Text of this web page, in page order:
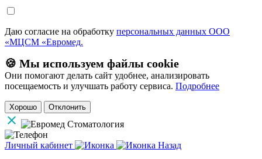
Даю согласие на обработку персональных данных ООО
«МЦСМ «Евромед.
🍪 Мы используем файлы cookie
Они помогают делать сайт удобнее, анализировать
посещаемость и улучшать работу сервиса. Подробнее
Хорошо Отклонить
Личный кабинет
Назад